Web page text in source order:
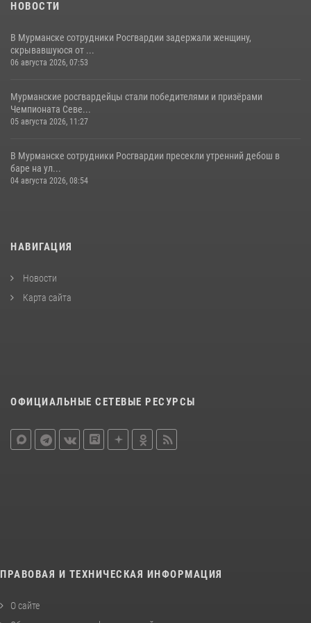
НОВОСТИ
В Мурманске сотрудники Росгвардии задержали женщину,
скрывавшуюся от ...
06 августа 2026, 07:53
Мурманские росгвардейцы стали победителями и призёрами
Чемпионата Севе...
05 августа 2026, 11:27
В Мурманске сотрудники Росгвардии пресекли утренний дебош в
баре на ул...
04 августа 2026, 08:54
НАВИГАЦИЯ
Новости
Карта сайта
ОФИЦИАЛЬНЫЕ СЕТЕВЫЕ РЕСУРСЫ
ПРАВОВАЯ И ТЕХНИЧЕСКАЯ ИНФОРМАЦИЯ
О сайте